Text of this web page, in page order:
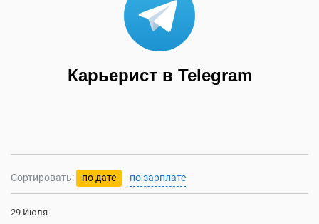
Карьерист в Telegram
Сортировать: по дате по зарплате
29 Июля